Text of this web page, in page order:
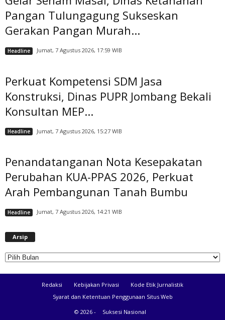
Pangan Tulungagung Sukseskan
Gerakan Pangan Murah...
Headline Jumat, 7 Agustus 2026, 17:59 WIB
Perkuat Kompetensi SDM Jasa
Konstruksi, Dinas PUPR Jombang Bekali
Konsultan MEP...
Headline Jumat, 7 Agustus 2026, 15:27 WIB
Penandatanganan Nota Kesepakatan
Perubahan KUA-PPAS 2026, Perkuat
Arah Pembangunan Tanah Bumbu
Headline Jumat, 7 Agustus 2026, 14:21 WIB
Arsip
Redaksi Kebijakan Privasi
Kode Etik Jurnalistik
Syarat dan Ketentuan Penggunaan Situs Web
© 2026 -
Suksesi Nasional